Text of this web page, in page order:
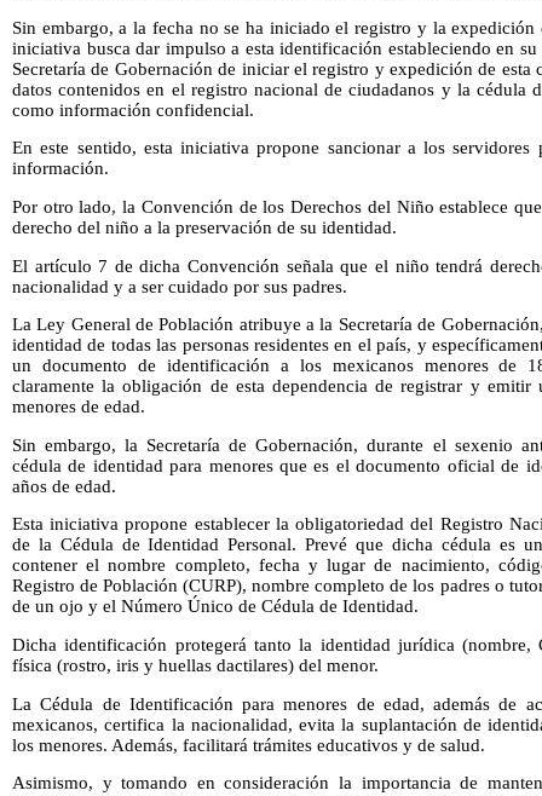
Sin embargo, a la fecha no se ha iniciado el registro y la
iniciativa busca dar impulso a esta identificación estableciendo en
Secretaría de Gobernación de iniciar el registro y expedición de esta
datos contenidos en el registro nacional de ciudadanos y la cédula
como información confidencial.
En este sentido, esta iniciativa propone sancionar a los
información.
Por otro lado, la Convención de los Derechos del Niño establece
derecho del niño a la preservación de su identidad.
El artículo 7 de dicha Convención señala que el niño tendrá
nacionalidad y a ser cuidado por sus padres.
La Ley General de Población atribuye a la Secretaría de
identidad de todas las personas residentes en el país, y
un documento de identificación a los mexicanos menores de
claramente la obligación de esta dependencia de registrar y
menores de edad.
Sin embargo, la Secretaría de Gobernación, durante el sexenio
cédula de identidad para menores que es el documento oficial de
años de edad.
Esta iniciativa propone establecer la obligatoriedad del Registro
de la Cédula de Identidad Personal. Prevé que dicha cédula es
contener el nombre completo, fecha y lugar de nacimiento,
Registro de Población (CURP), nombre completo de los padres o
de un ojo y el Número Único de Cédula de Identidad.
Dicha identificación protegerá tanto la identidad jurídica (nombre,
física (rostro, iris y huellas dactilares) del menor.
La Cédula de Identificación para menores de edad, además de
mexicanos, certifica la nacionalidad, evita la suplantación de
los menores. Además, facilitará trámites educativos y de salud.
Asimismo, y tomando en consideración la importancia de